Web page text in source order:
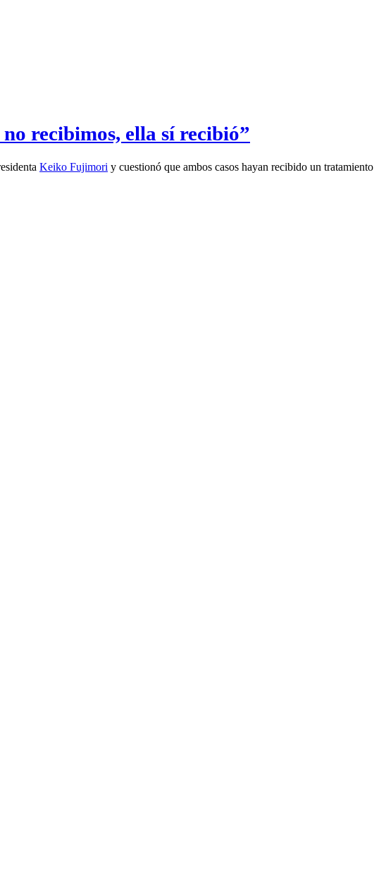
recibimos, ella sí recibió”
Keiko Fujimori y cuestionó que ambos casos hayan recibido un tratamiento